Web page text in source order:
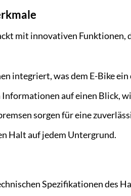
mit innovativen Funktionen,
integriert, was dem E-Bike
auf einen Blick,
sorgen für eine
Halt auf jedem Untergrund.
Spezifikationen des